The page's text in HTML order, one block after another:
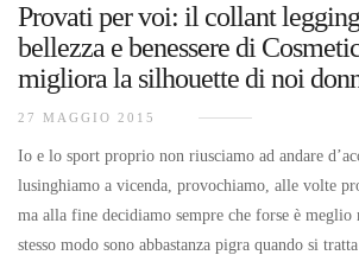
Provati per voi: il collant
bellezza e benessere di
migliora la silhouette di noi
27 MAGGIO 2015
Io e lo sport proprio non riusciamo ad andare
lusinghiamo a vicenda, provochiamo, alle volte
ma alla fine decidiamo sempre che forse è
stesso modo sono abbastanza pigra quando si